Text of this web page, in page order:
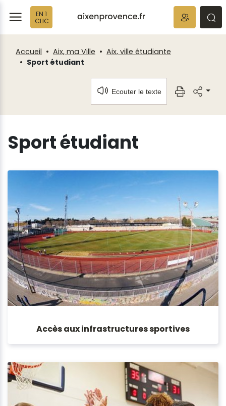
EN 1
CLIC
Accueil Aix, ma Ville
Aix, ville étudiante
Sport étudiant
Ecouter le texte
Sport étudiant
Accès aux infrastructures sportives
Fenêtre
de
chat
Panneau de gestion des cookies